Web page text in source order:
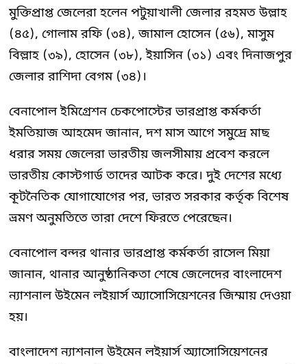
মুক্তিপ্রাপ্ত জেলেরা হলেন পটুয়াখালী জেলার রহমত উল্লাহ
(৪৫), গোলাম রফি (৩৪), জামাল হোসেন (৫৬), মাসুম
বিল্লাহ (৩৯), হোসেন (৩৮), ইয়াসিন (৩১) এবং দিনাজপুর
জেলার রাশিদা বেগম (৩৪)।
বেনাপোল ইমিগ্রেশন চেকপোস্টের ভারপ্রাপ্ত কর্মকর্তা
ইমতিয়াজ আহমেদ জানান, দশ মাস আগে সমুদ্রে মাছ
ধরার সময় জেলেরা ভারতীয় জলসীমায় প্রবেশ করলে
ভারতীয় কোস্টগার্ড তাদের আটক করে। দুই দেশের মধ্যে
কূটনৈতিক যোগাযোগের পর, ভারত সরকার কর্তৃক বিশেষ
ভ্রমণ অনুমতিতে তারা দেশে ফিরতে পেরেছেন।
বেনাপোল বন্দর থানার ভারপ্রাপ্ত কর্মকর্তা রাসেল মিয়া
জানান, থানার আনুষ্ঠানিকতা শেষে জেলেদের বাংলাদেশ
ন্যাশনাল উইমেন লইয়ার্স অ্যাসোসিয়েশনের জিম্মায় দেওয়া
হয়।
বাংলাদেশ ন্যাশনাল উইমেন লইয়ার্স অ্যাসোসিয়েশনের